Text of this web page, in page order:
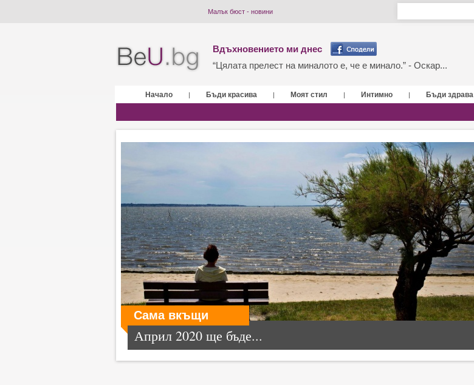
Малък бюст - новини
Вдъхновението ми днес
“Цялата прелест на миналото е, че е минало.” - Оскар...
Начало | Бъди красива | Моят стил | Интимно | Бъди здрава
Сама вкъщи
Април 2020 ще бъде...